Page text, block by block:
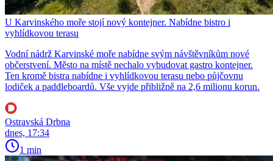
U Karvinského moře stojí nový kontejner. Nabídne bistro i
vyhlídkovou terasu
Vodní nádrž Karvinské moře nabídne svým návštěvníkům nové
občerstvení. Město na místě nechalo vybudovat gastro kontejner.
Ten kromě bistra nabídne i vyhlídkovou terasu nebo půjčovnu
lodiček a paddleboardů. Vše vyjde přibližně na 2,6 milionu korun.
Ostravská Drbna
dnes, 17:34
1 min